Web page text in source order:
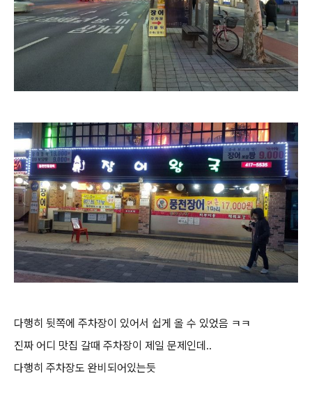
다행히 뒷쪽에 주차장이 있어서 쉽게 올 수 있었음 ㅋㅋ
진짜 어디 맛집 갈때 주차장이 제일 문제인데..
다행히 주차장도 완비되어있는듯